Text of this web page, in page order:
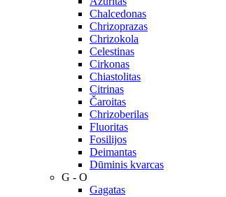
Chalcedonas
Chrizoprazas
Chrizokola
Celestinas
Cirkonas
Chiastolitas
Citrinas
Čaroitas
Chrizoberilas
Fluoritas
Fosilijos
Deimantas
Dūminis kvarcas
G - O
Gagatas